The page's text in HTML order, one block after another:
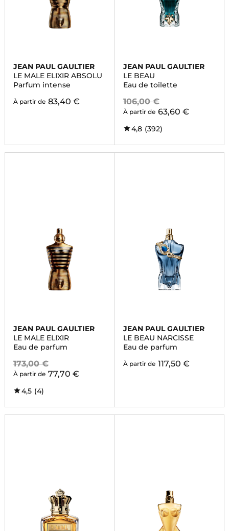
JEAN PAUL GAULTIER
LE MALE ELIXIR ABSOLU
Parfum intense
À partir de 83,40 €
JEAN PAUL GAULTIER
LE BEAU
Eau de toilette
106,00 €
À partir de 63,60 €
4,8 (392)
JEAN PAUL GAULTIER
LE MALE ELIXIR
Eau de parfum
173,00 €
À partir de 77,70 €
4,5 (4)
JEAN PAUL GAULTIER
LE BEAU NARCISSE
Eau de parfum
À partir de 117,50 €